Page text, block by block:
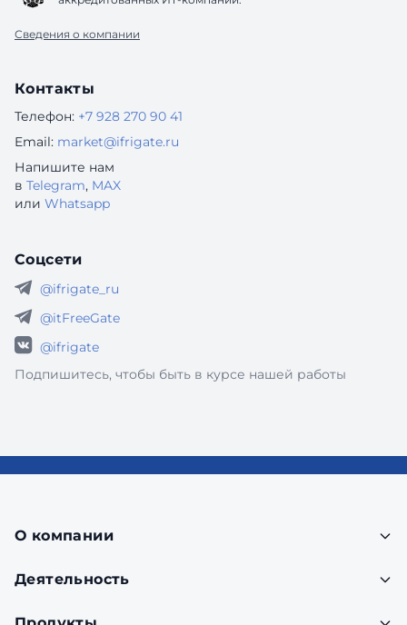
Сведения о компании
Контакты
Телефон: +7 928 270 90 41
Email: market@ifrigate.ru
Напишите нам
в Telegram, MAX
или Whatsapp
Соцсети
@ifrigate_ru
@itFreeGate
@ifrigate
Подпишитесь, чтобы быть в курсе нашей работы
О компании
Деятельность